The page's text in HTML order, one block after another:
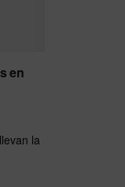
en
la